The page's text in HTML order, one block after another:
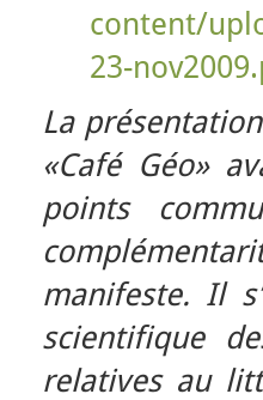
content/
23-
La
«Café Géo»
points
manifeste. Il
scientifique
relatives au